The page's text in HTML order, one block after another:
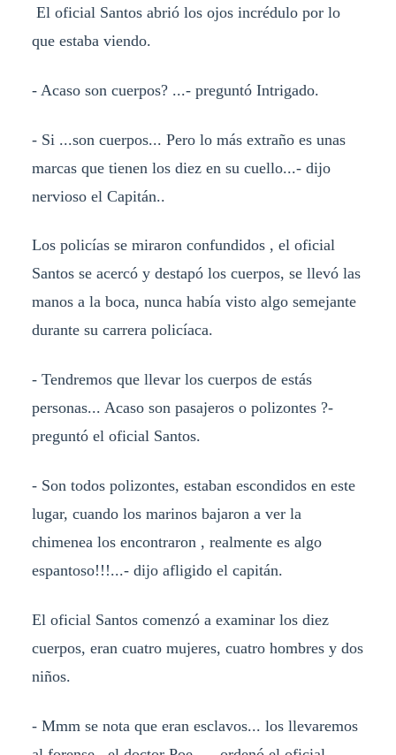
El oficial Santos abrió los ojos incrédulo por lo
que estaba viendo.
- Acaso son cuerpos? ...- preguntó Intrigado.
- Si ...son cuerpos... Pero lo más extraño es unas
marcas que tienen los diez en su cuello...- dijo
nervioso el Capitán..
Los policías se miraron confundidos , el oficial
Santos se acercó y destapó los cuerpos, se llevó las
manos a la boca, nunca había visto algo semejante
durante su carrera policíaca.
- Tendremos que llevar los cuerpos de estás
personas... Acaso son pasajeros o polizontes ?-
preguntó el oficial Santos.
- Son todos polizontes, estaban escondidos en este
lugar, cuando los marinos bajaron a ver la
chimenea los encontraron , realmente es algo
espantoso!!!...- dijo afligido el capitán.
El oficial Santos comenzó a examinar los diez
cuerpos, eran cuatro mujeres, cuatro hombres y dos
niños.
- Mmm se nota que eran esclavos... los llevaremos